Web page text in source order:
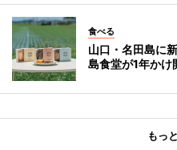
食べる
山口・名田島に
島食堂が1年かけ
もっ